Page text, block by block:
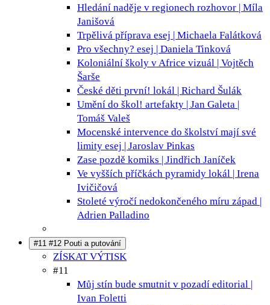
Hledání naděje v regionech rozhovor | Míla
Janišová
Trpělivá příprava esej | Michaela Falátková
Pro všechny? esej | Daniela Tinková
Koloniální školy v Africe vizuál | Vojtěch
Šarše
České děti první! lokál | Richard Šulák
Umění do škol! artefakty | Jan Galeta |
Tomáš Valeš
Mocenské intervence do školství mají své
limity esej | Jaroslav Pinkas
Zase pozdě komiks | Jindřich Janíček
Ve vyšších příčkách pyramidy lokál | Irena
Ivičičová
Stoleté výročí nedokončeného míru západ |
Adrien Palladino
#11 #12 Pouti a putování
ZÍSKAT VÝTISK
#11
Můj stín bude smutnit v pozadí editorial |
Ivan Foletti